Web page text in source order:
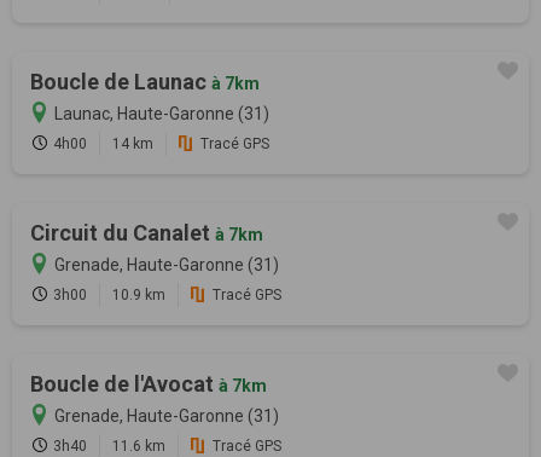
Boucle de Launac à 7km
Launac, Haute-Garonne (31)
4h00 14 km Tracé GPS
Circuit du Canalet à 7km
Grenade, Haute-Garonne (31)
3h00 10.9 km Tracé GPS
Boucle de l'Avocat à 7km
Grenade, Haute-Garonne (31)
3h40 11.6 km Tracé GPS